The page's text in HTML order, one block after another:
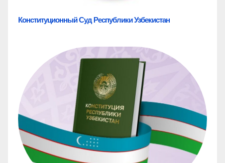
Конституционный Суд Республики Узбекистан